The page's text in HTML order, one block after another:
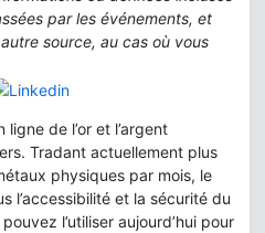
par les événements, et
source, au cas où vous
de l’or et l’argent
Tradant actuellement plus
physiques par mois, le
l’accessibilité et la sécurité du
l’utiliser aujourd’hui pour